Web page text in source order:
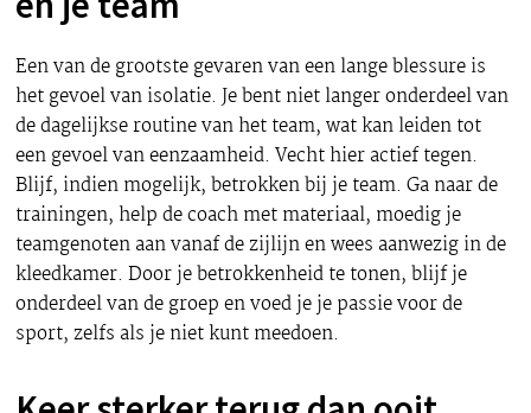
Een van de grootste gevaren van een lange blessure is
het gevoel van isolatie. Je bent niet langer onderdeel van
de dagelijkse routine van het team, wat kan leiden tot
een gevoel van eenzaamheid. Vecht hier actief tegen.
Blijf, indien mogelijk, betrokken bij je team. Ga naar de
trainingen, help de coach met materiaal, moedig je
teamgenoten aan vanaf de zijlijn en wees aanwezig in de
kleedkamer. Door je betrokkenheid te tonen, blijf je
onderdeel van de groep en voed je je passie voor de
sport, zelfs als je niet kunt meedoen.